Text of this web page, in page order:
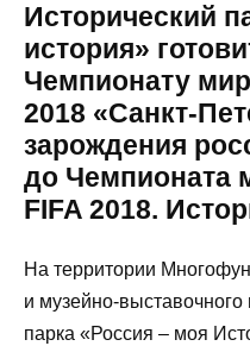
Исторический
история»
Чемпионату
2018 «Санкт-
зарождения
до Чемпионата
FIFA 2018.
На территории
и музейно-выставочного
парка «Россия – моя